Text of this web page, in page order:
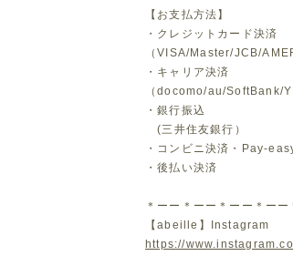
【お支払方法】
・クレジットカード決済
（VISA/Master/JCB/
・キャリア決済
（docomo/au/SoftBank/
・銀行振込
(三井住友銀行）
・コンビニ決済・Pay-
・後払い決済
＊ーー＊ーー＊ーー＊ーー
【abeille】Instagram
https://